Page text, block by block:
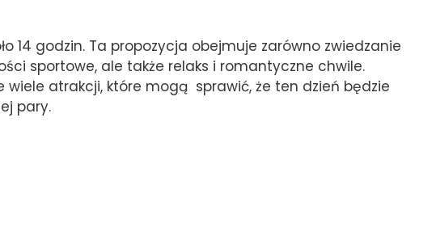
14 godzin. Ta propozycja obejmuje zarówno zwiedzanie
sportowe, ale także relaks i romantyczne chwile.
wiele atrakcji, które mogą sprawić, że ten dzień będzie
pary.